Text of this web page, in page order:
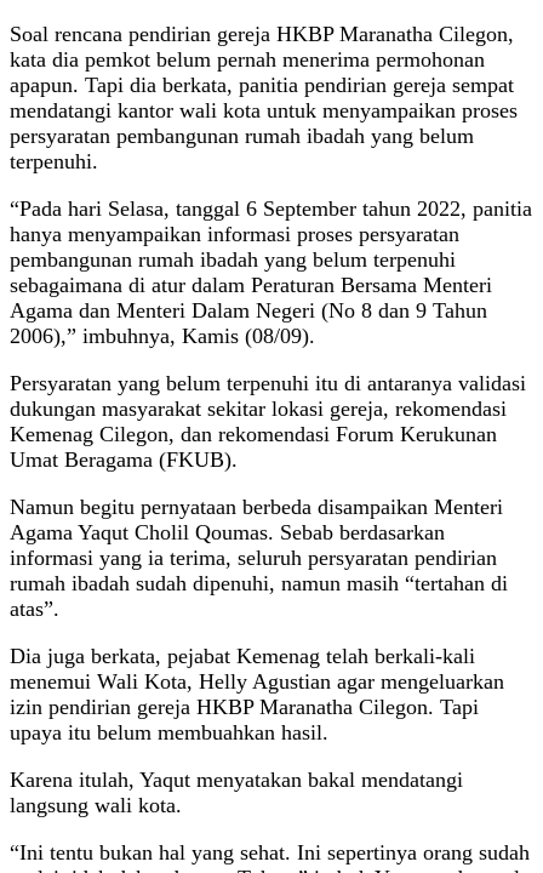
Soal rencana pendirian gereja HKBP Maranatha Cilegon,
kata dia pemkot belum pernah menerima permohonan
apapun. Tapi dia berkata, panitia pendirian gereja sempat
mendatangi kantor wali kota untuk menyampaikan proses
persyaratan pembangunan rumah ibadah yang belum
terpenuhi.
“Pada hari Selasa, tanggal 6 September tahun 2022, panitia
hanya menyampaikan informasi proses persyaratan
pembangunan rumah ibadah yang belum terpenuhi
sebagaimana di atur dalam Peraturan Bersama Menteri
Agama dan Menteri Dalam Negeri (No 8 dan 9 Tahun
2006),” imbuhnya, Kamis (08/09).
Persyaratan yang belum terpenuhi itu di antaranya validasi
dukungan masyarakat sekitar lokasi gereja, rekomendasi
Kemenag Cilegon, dan rekomendasi Forum Kerukunan
Umat Beragama (FKUB).
Namun begitu pernyataan berbeda disampaikan Menteri
Agama Yaqut Cholil Qoumas. Sebab berdasarkan
informasi yang ia terima, seluruh persyaratan pendirian
rumah ibadah sudah dipenuhi, namun masih “tertahan di
atas”.
Dia juga berkata, pejabat Kemenag telah berkali-kali
menemui Wali Kota, Helly Agustian agar mengeluarkan
izin pendirian gereja HKBP Maranatha Cilegon. Tapi
upaya itu belum membuahkan hasil.
Karena itulah, Yaqut menyatakan bakal mendatangi
langsung wali kota.
“Ini tentu bukan hal yang sehat. Ini sepertinya orang sudah